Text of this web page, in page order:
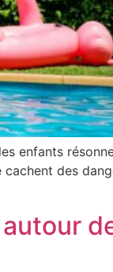
enfants
des